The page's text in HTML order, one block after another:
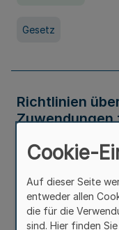
Gesetz
Richtlinien
Nordrhein-
In Kraft
Cookie-
Auf dieser Seite
entweder allen
die für die
sind. Hier finden